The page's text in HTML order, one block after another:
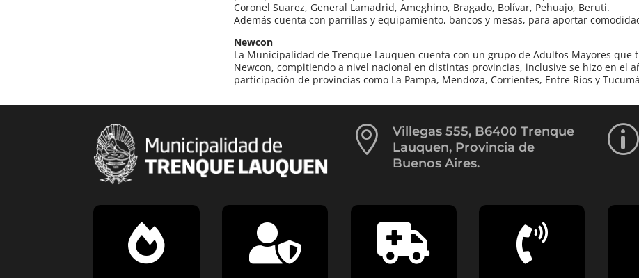
Coronel Suarez, General Lamadrid, Ameghino, Bragado, Bolívar, Pehuajo, Beruti.
Además cuenta con parrillas y equipamiento, bancos y mesas, para aportar
Newcon
La Municipalidad de Trenque Lauquen cuenta con un grupo de Adultos Mayores que
Newcon, compitiendo a nivel nacional en distintas provincias, inclusive se hizo en el
participación de provincias como La Pampa, Mendoza, Corrientes, Entre Ríos y

Villegas 555, B6400 Trenque
Lauquen, Provincia de
Buenos Aires.
p
   